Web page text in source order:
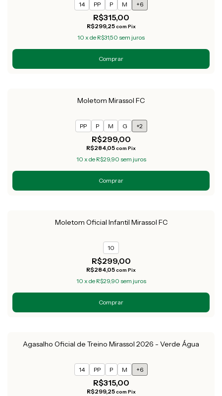
14 PP P M +6
R$315,00
R$299,25com Pix
10 x de R$31,50 sem juros
Comprar
Moletom Mirassol FC
PP P M G +2
R$299,00
R$284,05com Pix
10 x de R$29,90 sem juros
Comprar
Moletom Oficial Infantil Mirassol FC
10
R$299,00
R$284,05com Pix
10 x de R$29,90 sem juros
Comprar
Agasalho Oficial de Treino Mirassol 2026 - Verde Água
14 PP P M +6
R$315,00
R$299,25com Pix